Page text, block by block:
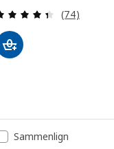
Anmeld:
(74)
Sammenlign